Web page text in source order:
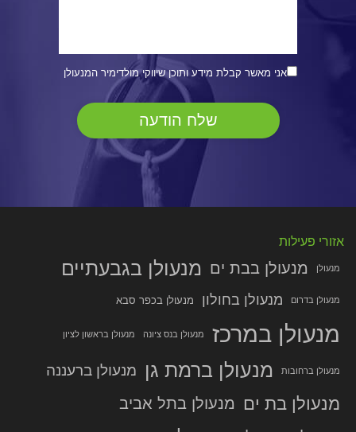
אני מאשר קבלת מידע ותוכן שיווקי מולדימיר המנעולן
אזורי פעילות
מנעולן מנעולן בבת ים מנעולן בגבעתיים
מנעולן בדרום מנעולן בחולון מנעולן בכפר סבא
מנעולן במרכז מנעולן בנס ציונה מנעולן בראשון לציון
מנעולן ברחובות מנעולן ברמת גן מנעולן ברעננה
מנעולן בת ים
מנעולן בתל אביב